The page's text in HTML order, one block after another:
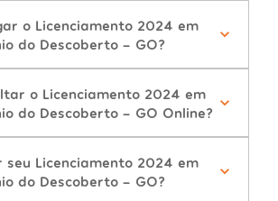
o Licenciamento 2024 em
do Descoberto - GO?
o Licenciamento 2024 em
do Descoberto - GO Online?
seu Licenciamento 2024 em
do Descoberto - GO?